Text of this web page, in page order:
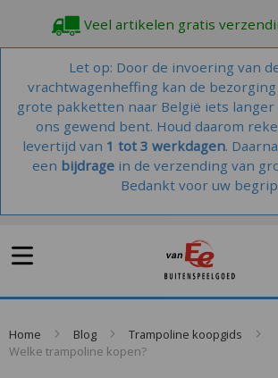
Veel artikelen gratis
Let op: Door de invoering van
vrachtwagenheffing kan de
grote pakketten naar België iets langer
ons gewend bent. Houd daarom
levertijd van 1 tot 3 werkdagen.
een bijdrage in de verzending van
Bedankt voor uw
Home Blog
Trampoline koopgids
Welke trampoline kopen?